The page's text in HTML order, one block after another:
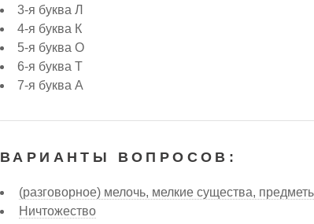
3-я буква Л
4-я буква К
5-я буква О
6-я буква Т
7-я буква А
ВАРИАНТЫ ВОПРОСОВ:
(разговорное) мелочь, мелкие существа,
Ничтожество